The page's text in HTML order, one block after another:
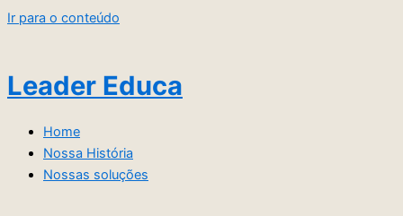
Ir para o conteúdo
Leader Educa
Home
Nossa História
Nossas soluções